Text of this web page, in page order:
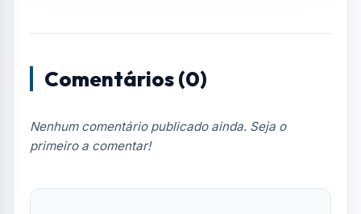
Comentários (0)
Nenhum comentário publicado ainda. Seja o
primeiro a comentar!